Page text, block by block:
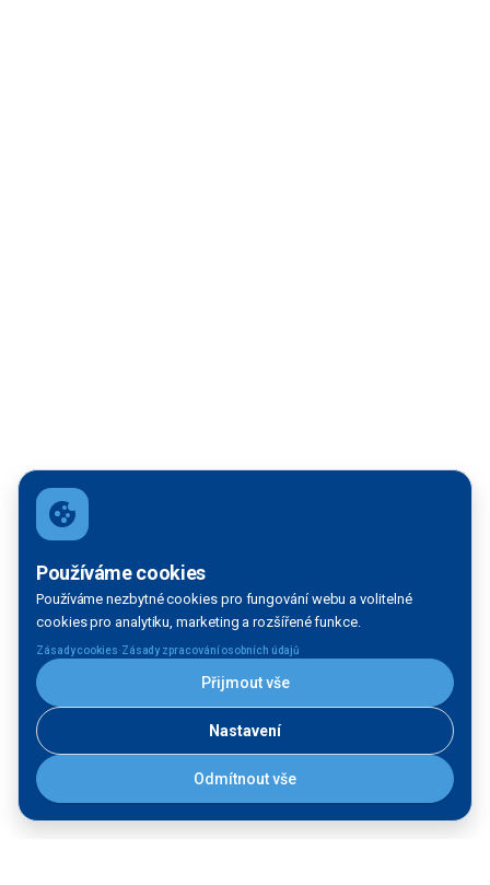
Používáme cookies
Používáme nezbytné cookies pro fungování webu a volitelné
cookies pro analytiku, marketing a rozšířené funkce.
Zásady cookies·Zásady zpracování osobních údajů
Přijmout vše
Nastavení
Odmítnout vše